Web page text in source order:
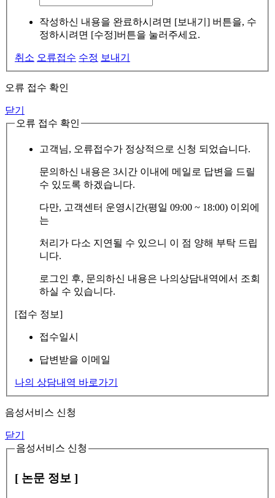
작성하신 내용을 완료하시려면 [보내기] 버튼을, 수
정하시려면 [수정]버튼을 눌러주세요.
취소 오류접수 수정 보내기
오류 접수 확인
닫기
오류 접수 확인
고객님, 오류접수가 정상적으로 신청 되었습니다.
문의하신 내용은 3시간 이내에 메일로 답변을 드릴
수 있도록 하겠습니다.
다만, 고객센터 운영시간(평일 09:00 ~ 18:00) 이외에
는
처리가 다소 지연될 수 있으니 이 점 양해 부탁 드립
니다.
로그인 후, 문의하신 내용은 나의상담내역에서 조회
하실 수 있습니다.
[접수 정보]
접수일시
답변받을 이메일
나의 상담내역 바로가기
음성서비스 신청
닫기
음성서비스 신청
[ 논문 정보 ]